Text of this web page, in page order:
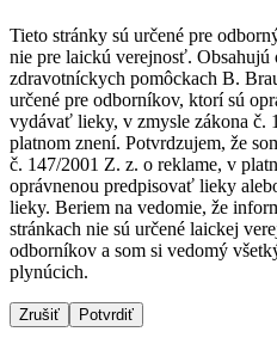
Uzatváranie rán
Riešenia
Terapie
Dialyzačné strediská
B. Braun Avitum poskytuje
vo všetkých svojich
informácií nájdete na stránke
Nájdite si prácu u nás​
Objavte svoje kariérne
trh práce​ pre zaujímavé
Médiá
Kontakt
Tieto stránky sú určené pre
nie pre laickú verejnosť.
zdravotníckych pomôckach B.
určené pre odborníkov, ktorí sú
vydávať lieky, v zmysle zákona č.
platnom znení. Potvrdzujem, že
č. 147/2001 Z. z. o reklame, v
oprávnenou predpisovať lieky
lieky. Beriem na vedomie, že
stránkach nie sú určené laickej
odborníkov a som si vedomý
plynúcich.
Zrušiť Potvrdiť